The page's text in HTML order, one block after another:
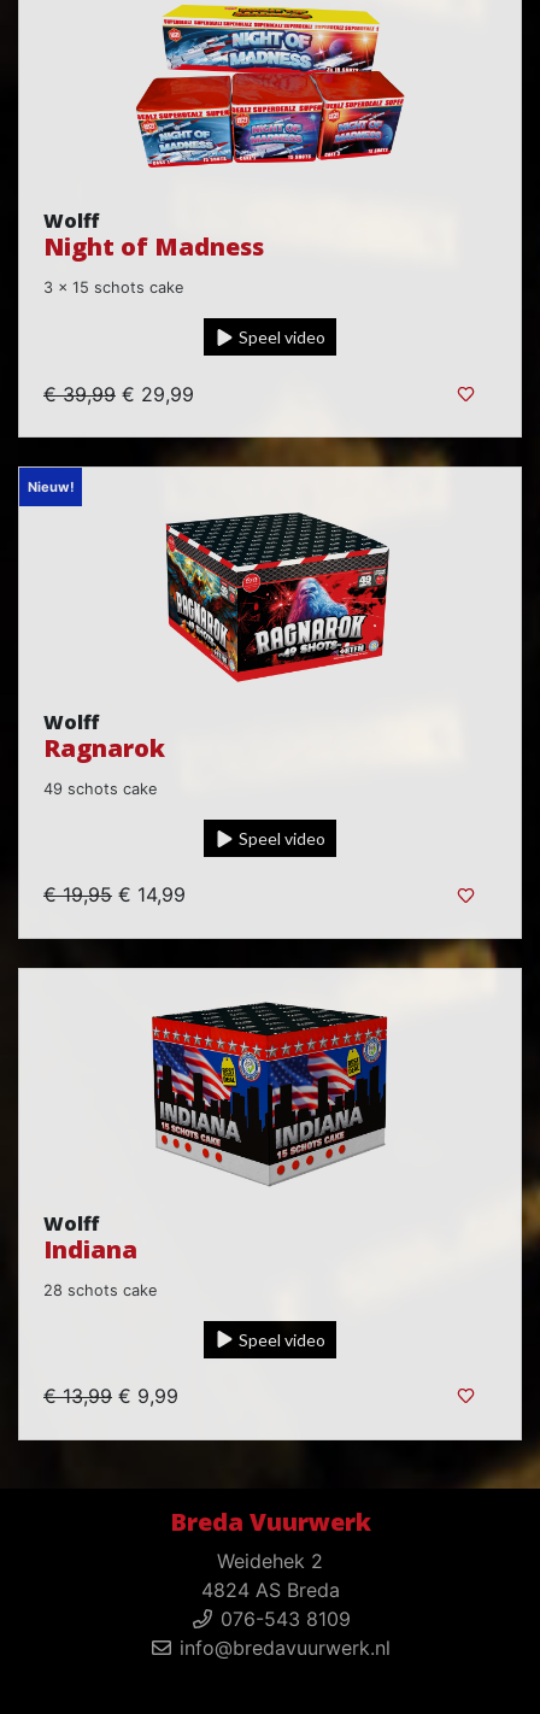
Wolff
Night of Madness
3 x 15 schots cake
Speel video
€ 39,99 € 29,99
Nieuw!
Wolff
Ragnarok
49 schots cake
Speel video
€ 19,95 € 14,99
Wolff
Indiana
28 schots cake
Speel video
€ 13,99 € 9,99
Breda Vuurwerk
Weidehek 2
4824 AS Breda
076-543 8109
info@bredavuurwerk.nl